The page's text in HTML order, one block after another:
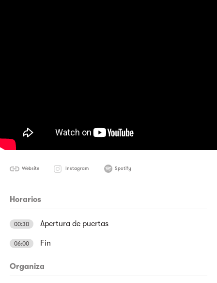
Website Instagram Spotify
Horarios
00:30 Apertura de puertas
06:00 Fin
Organiza